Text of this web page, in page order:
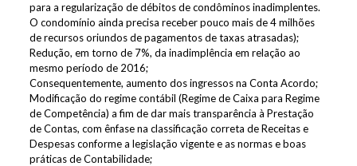
para a regularização de débitos de condôminos inadimplentes.
O condomínio ainda precisa receber pouco mais de 4 milhões
de recursos oriundos de pagamentos de taxas atrasadas);
Redução, em torno de 7%, da inadimplência em relação ao
mesmo período de 2016;
Consequentemente, aumento dos ingressos na Conta Acordo;
Modificação do regime contábil (Regime de Caixa para Regime
de Competência) a fim de dar mais transparência à Prestação
de Contas, com ênfase na classificação correta de Receitas e
Despesas conforme a legislação vigente e as normas e boas
práticas de Contabilidade;